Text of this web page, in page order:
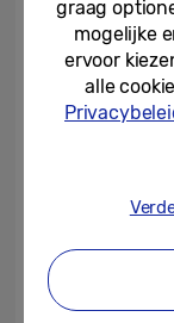
specificaties
graag
mogelijke
ervoor
alle